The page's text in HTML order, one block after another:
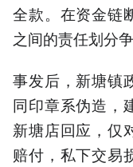
全款。在资金链
之间的责任划分争
事发后，新塘镇
同印章系伪造，
新塘店回应，仅
赔付，私下交易